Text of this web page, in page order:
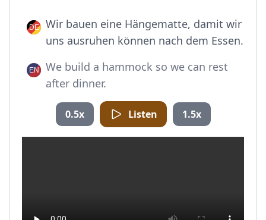
Wir bauen eine Hängematte, damit wir
uns ausruhen können nach dem Essen.
We build a hammock so we can rest
after dinner.
0.5x Listen 1.5x